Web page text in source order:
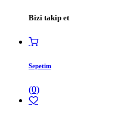
Bizi takip et
Sepetim
(0)